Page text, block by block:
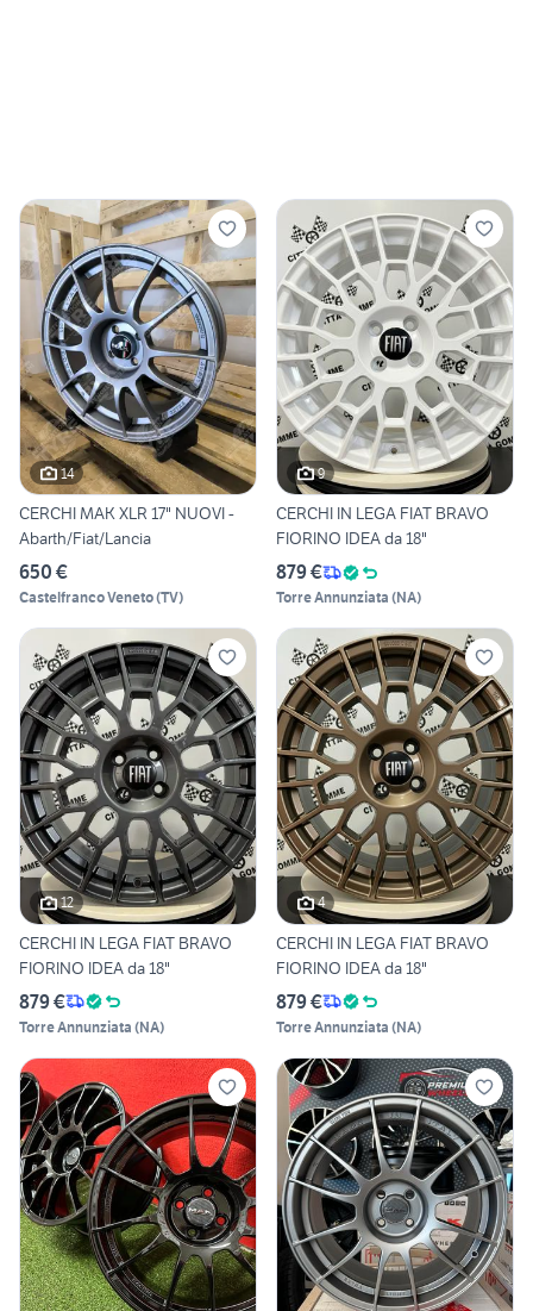
14
CERCHI MAK XLR 17" NUOVI -
Abarth/Fiat/Lancia
650 €
Castelfranco Veneto(TV)
9
CERCHI IN LEGA FIAT BRAVO
FIORINO IDEA da 18"
879 €
Torre Annunziata (NA)
12
CERCHI IN LEGA FIAT BRAVO
FIORINO IDEA da 18"
879 €
Torre Annunziata (NA)
4
CERCHI IN LEGA FIAT BRAVO
FIORINO IDEA da 18"
879 €
Torre Annunziata (NA)